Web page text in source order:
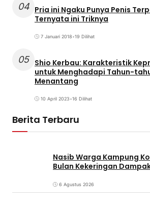
04 Pria ini Ngaku Punya Penis
Ternyata ini Triknya
7 Januari 2018•19 Dilihat
05 Shio Kerbau: Karakteristik
untuk Menghadapi Tahun-
Menantang
10 April 2023•16 Dilihat
Berita Terbaru
Nasib Warga Kampung
Bulan Kekeringan
6 Agustus 2026